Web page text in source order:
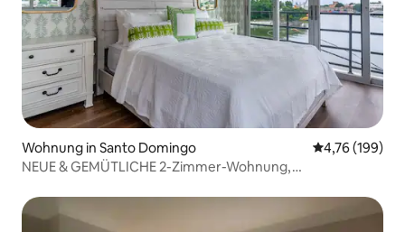
Wohnung in Santo Domingo
4,76 (199)
NEUE & GEMÜTLICHE 2-Zimmer-Wohnung,